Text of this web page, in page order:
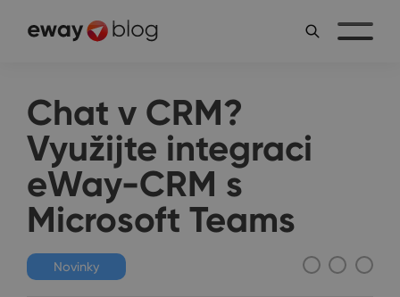
Chat v CRM?
Využijte integraci
eWay-CRM s
Microsoft Teams
Novinky